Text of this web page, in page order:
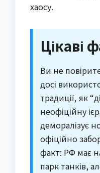
хаосу.
Цікаві
Ви не
досі
традиції, як
неофіційну
деморалізує
офіційно
факт: РФ має
парк танків,